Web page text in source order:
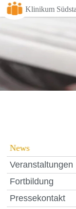
Klinikum
News
Veranstaltungen
Fortbildung
Pressekontakt